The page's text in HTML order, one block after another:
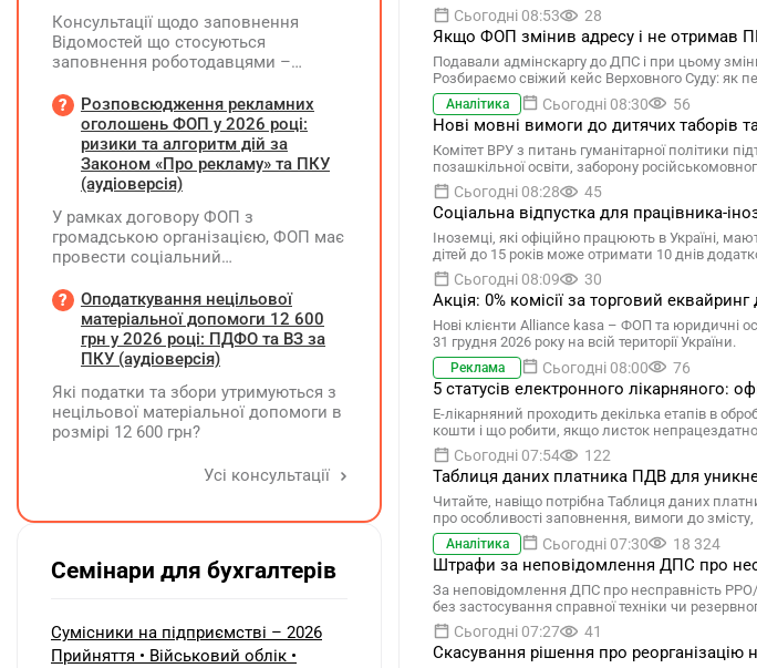
Сьогодні 08:53 28
Якщо ФОП змінив адресу і не отримав
Подавали адмінскаргу до ДПС і при цьому
Розбираємо свіжий кейс Верховного Суду: як
Аналітика Сьогодні 08:30 56
Нові мовні вимоги до дитячих таборів
Комітет ВРУ з питань гуманітарної політики
позашкільної освіти, заборону
Сьогодні 08:28 45
Соціальна відпустка для працівника-
Іноземці, які офіційно працюють в Україні,
дітей до 15 років може отримати 10 днів
Сьогодні 08:09 30
Акція: 0% комісії за торговий
Нові клієнти Alliance kasa – ФОП та юридичні
31 грудня 2026 року на всій території України.
Реклама Сьогодні 08:00 76
5 статусів електронного лікарняного:
Е-лікарняний проходить декілька етапів в
кошти і що робити, якщо листок
Сьогодні 07:54 122
Таблиця даних платника ПДВ для
Читайте, навіщо потрібна Таблиця даних
про особливості заповнення, вимоги до
Аналітика Сьогодні 07:30 18 324
Штрафи за неповідомлення ДПС про
За неповідомлення ДПС про несправність
без застосування справної техніки чи
Сьогодні 07:27 41
Скасування рішення про реорганізацію
Консультації щодо заповнення
Відомостей що стосуються
заповнення роботодавцями –
додатків Д1, Д2, Д3, Д5 та Д6 у складі
Розрахунку ЮО та додатків ФІЗ-Д1,
ФІЗ-Д5 та ФІЗ-Д6 у складі Розрахунку
ФОП/НПД, здійснює ПФУ
Розповсюдження рекламних
оголошень ФОП у 2026 році:
ризики та алгоритм дій за
Законом «Про рекламу» та ПКУ
(аудіоверсія)
У рамках договору ФОП з
громадською організацією, ФОП має
провести соціальний
Реєстрацію на цей захід ФОП
проводить через номер телефону,
який зазначено у листівках, які він
розклеїв на стовпах району та
для ГО по запиту на реєстрацію - це
фото цих рекламних об'яв. Чи
виникає у ФОПа зобов'язання по
Чи є будь які податкові наслідки по
Оподаткування нецільової
матеріальної допомоги 12 600
грн у 2026 році: ПДФО та ВЗ за
ПКУ (аудіоверсія)
Які податки та збори утримуються з
нецільової матеріальної допомоги в
розмірі 12 600 грн?
Усі консультації
Семінари для бухгалтерів
Сумісники на підприємстві – 2026
Прийняття • Військовий облік •